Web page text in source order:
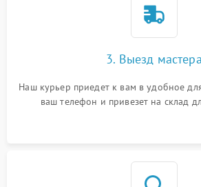
3. Выезд мастера
Наш курьер приедет к вам в удобное
ваш телефон и привезет на склад